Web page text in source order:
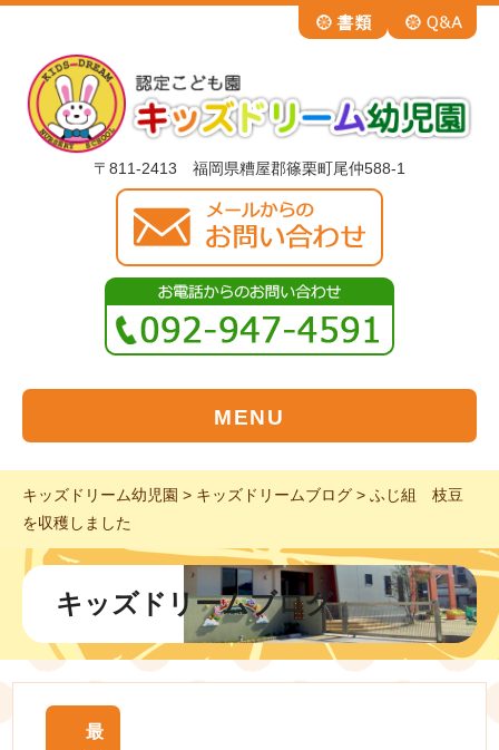
〒811-2413 福岡県糟屋郡篠栗町尾仲588-1
MENU
キッズドリーム幼児園 > キッズドリームブログ > ふじ組 枝豆
を収穫しました
キッズドリームブログ
最